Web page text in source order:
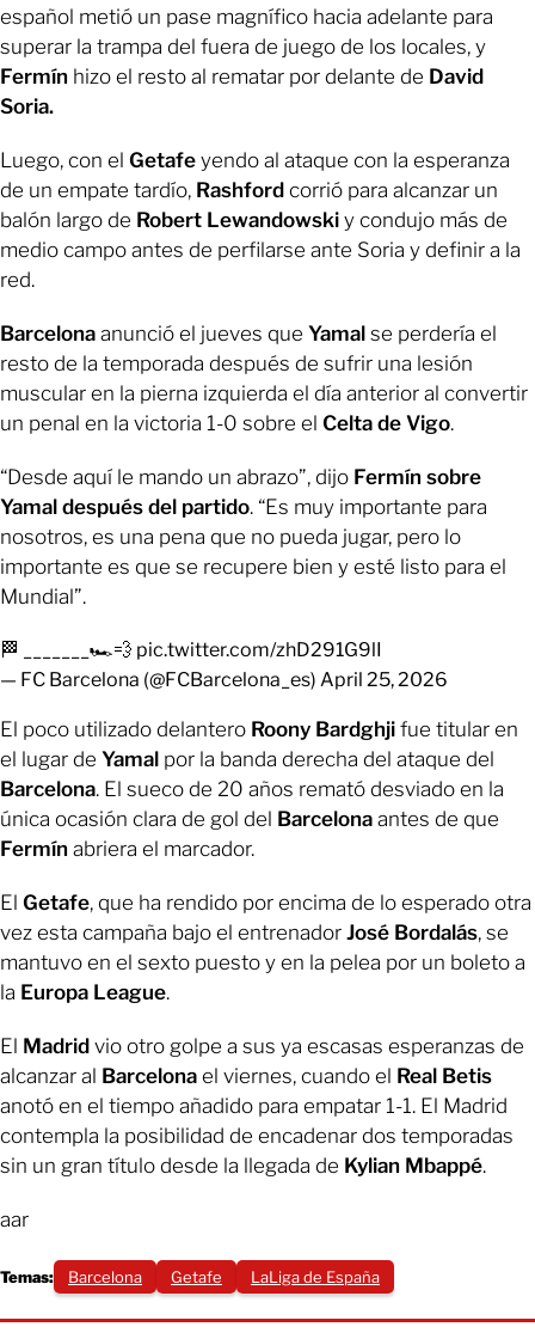
español metió un pase magnífico hacia adelante para
superar la trampa del fuera de juego de los locales, y
Fermín hizo el resto al rematar por delante de David
Soria.
Luego, con el Getafe yendo al ataque con la esperanza
de un empate tardío, Rashford corrió para alcanzar un
balón largo de Robert Lewandowski y condujo más de
medio campo antes de perfilarse ante Soria y definir a la
red.
Barcelona anunció el jueves que Yamal se perdería el
resto de la temporada después de sufrir una lesión
muscular en la pierna izquierda el día anterior al convertir
un penal en la victoria 1-0 sobre el Celta de Vigo.
“Desde aquí le mando un abrazo”, dijo Fermín sobre
Yamal después del partido. “Es muy importante para
nosotros, es una pena que no pueda jugar, pero lo
importante es que se recupere bien y esté listo para el
Mundial”.
🏁 _______🏎️💨 pic.twitter.com/zhD291G9lI
— FC Barcelona (@FCBarcelona_es) April 25, 2026
El poco utilizado delantero Roony Bardghji fue titular en
el lugar de Yamal por la banda derecha del ataque del
Barcelona. El sueco de 20 años remató desviado en la
única ocasión clara de gol del Barcelona antes de que
Fermín abriera el marcador.
El Getafe, que ha rendido por encima de lo esperado otra
vez esta campaña bajo el entrenador José Bordalás, se
mantuvo en el sexto puesto y en la pelea por un boleto a
la Europa League.
El Madrid vio otro golpe a sus ya escasas esperanzas de
alcanzar al Barcelona el viernes, cuando el Real Betis
anotó en el tiempo añadido para empatar 1-1. El Madrid
contempla la posibilidad de encadenar dos temporadas
sin un gran título desde la llegada de Kylian Mbappé.
aar
Temas: Barcelona Getafe LaLiga de España